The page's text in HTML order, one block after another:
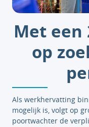
Met een
op
Als werkhervatting
mogelijk is, volgt op
poortwachter de